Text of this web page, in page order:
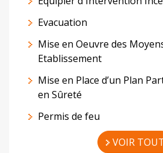
Evacuation
Mise en Oeuvre des
Etablissement
Mise en Place d’un Plan
en Sûreté
Permis de feu
VOIR